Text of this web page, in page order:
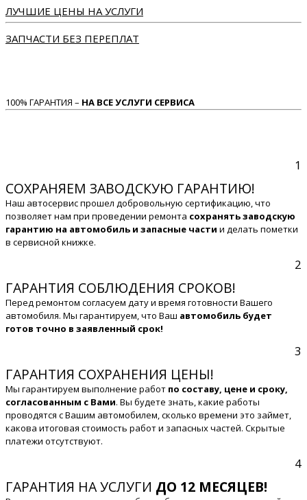
ЛУЧШИЕ ЦЕНЫ НА УСЛУГИ
ЗАПЧАСТИ БЕЗ ПЕРЕПЛАТ
100% ГАРАНТИЯ – НА ВСЕ УСЛУГИ СЕРВИСА
1
СОХРАНЯЕМ ЗАВОДСКУЮ ГАРАНТИЮ!
Наш автосервис прошел добровольную сертификацию, что
позволяет нам при проведении ремонта сохранять заводскую
гарантию на автомобиль и запасные части и делать пометки
в сервисной книжке.
2
ГАРАНТИЯ СОБЛЮДЕНИЯ СРОКОВ!
Перед ремонтом согласуем дату и время готовности Вашего
автомобиля. Мы гарантируем, что Ваш автомобиль будет
готов точно в заявленный срок!
3
ГАРАНТИЯ СОХРАНЕНИЯ ЦЕНЫ!
Мы гарантируем выполнение работ по составу, цене и сроку,
согласованным с Вами. Вы будете знать, какие работы
проводятся с Вашим автомобилем, сколько времени это займет,
какова итоговая стоимость работ и запасных частей. Скрытые
платежи отсутствуют.
4
ГАРАНТИЯ НА УСЛУГИ ДО 12 МЕСЯЦЕВ!